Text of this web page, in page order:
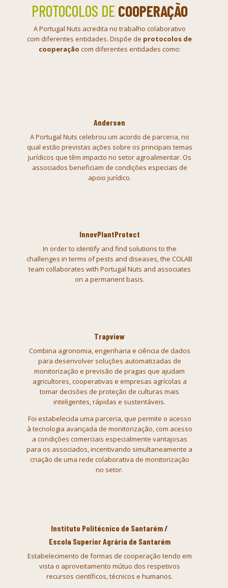
PROTOCOLOS DE COOPERAÇÃO
A Portugal Nuts acredita no trabalho colaborativo
com diferentes entidades. Dispõe de protocolos de
cooperação com diferentes entidades como:
Andersen
A Portugal Nuts celebrou um acordo de parceria, no
qual estão previstas ações sobre os principais temas
jurídicos que têm impacto no setor agroalimentar. Os
associados beneficiam de condições especiais de
apoio jurídico.
InnovPlantProtect
In order to identify and find solutions to the
challenges in terms of pests and diseases, the COLAB
team collaborates with Portugal Nuts and associates
on a permanent basis.
Trapview
Combina agronomia, engenharia e ciência de dados
para desenvolver soluções automatizadas de
monitorização e previsão de pragas que ajudam
agricultores, cooperativas e empresas agrícolas a
tomar decisões de proteção de culturas mais
inteligentes, rápidas e sustentáveis.
Foi estabelecida uma parceria, que permite o acesso
à tecnologia avançada de monitorização, com acesso
a condições comerciais especialmente vantajosas
para os associados,incentivando simultaneamente a
criação de uma rede colaborativa de monitorização
no setor.
Instituto Politécnico de Santarém /
Escola Superior Agrária de Santarém
Estabelecimento de formas de cooperação tendo em
vista o aproveitamento mútuo dos respetivos
recursos científicos, técnicos e humanos.